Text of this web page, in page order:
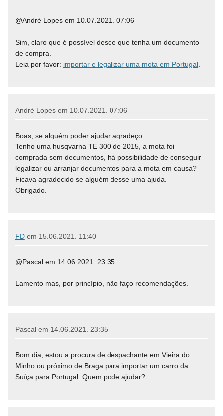
@André Lopes em 10.07.2021. 07:06
Sim, claro que é possível desde que tenha um documento
de compra.
Leia por favor: importar e legalizar uma mota em Portugal.
André Lopes em 10.07.2021. 07:06
Boas, se alguém poder ajudar agradeço.
Tenho uma husqvarna TE 300 de 2015, a mota foi
comprada sem decumentos, há possibilidade de conseguir
legalizar ou arranjar decumentos para a mota em causa?
Ficava agradecido se alguém desse uma ajuda.
Obrigado.
FDem 15.06.2021. 11:40
@Pascal em 14.06.2021. 23:35
Lamento mas, por princípio, não faço recomendações.
Pascal em 14.06.2021. 23:35
Bom dia, estou a procura de despachante em Vieira do
Minho ou próximo de Braga para importar um carro da
Suíça para Portugal. Quem pode ajudar?